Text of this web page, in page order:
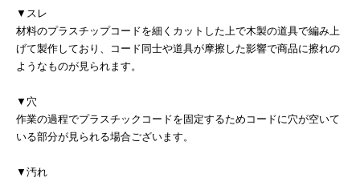
▼スレ
材料のプラスチップコードを細くカットした上で木製の道具で編み上
げて製作しており、コード同士や道具が摩擦した影響で商品に擦れの
ようなものが見られます。
▼穴
作業の過程でプラスチックコードを固定するためコードに穴が空いて
いる部分が見られる場合ございます。
▼汚れ